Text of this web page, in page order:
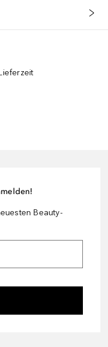
Beauty-